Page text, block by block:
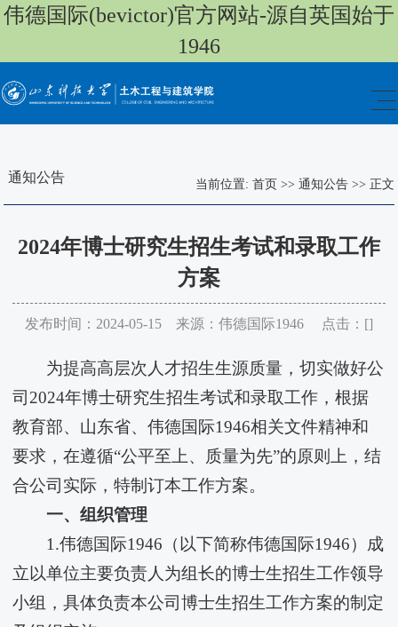
伟德国际(bevictor)官方网站-源自英国始于
1946
通知公告 当前位置: 首页 >> 通知公告>> 正文
2024年博士研究生招生考试和录取工作
方案
发布时间：2024-05-15 来源：伟德国际1946 点击：[]
为提高高层次人才招生生源质量，切实做好公
司2024年博士研究生招生考试和录取工作，根据
教育部、山东省、伟德国际1946相关文件精神和
要求，在遵循“公平至上、质量为先”的原则上，结
合公司实际，特制订本工作方案。
一、组织管理
1.伟德国际1946（以下简称​伟德国际1946）成
立以单位主要负责人为组长的博士生招生工作领导
小组，具体负责本公司博士生招生工作方案的制定